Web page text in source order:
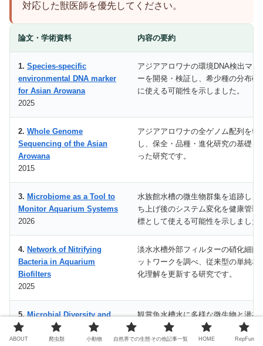
対応した獣医師を優先してください。
論文・学術資料 内容の要約
1. Species-specific
environmental DNA marker
for Asian Arowana
2025
アジアアロワナの環境DNA検出マー
ーを開発・検証し、希少種の分布確
に使える可能性を示しました。
2. Whole Genome
Sequencing of the Asian
Arowana
2015
アジアアロワナの全ゲノム配列を報
し、保全・品種・進化研究の基礎を
った研究です。
3. Microbiome as a Tool to
Monitor Aquarium Systems
2026
水族館水槽の微生物群集を追跡し、
ち上げ後のシステム変化を健康管理
標として使える可能性を示しました
4. Network of Nitrifying
Bacteria in Aquarium
Biofilters
2025
淡水水槽外部フィルターの硝化細菌
ットワークを調べ、従来型の単純な
化理解を更新する研究です。
5.Microbial Diversity and
Potential Pathogens in
Ornamental Fish Aquarium
観賞魚水槽水に多様な微生物と潜在
病原体が存在することを示した研究
す。
ABOUT 爬虫類 小動物 自然界での生態 その他記事一覧 HOME RepFun